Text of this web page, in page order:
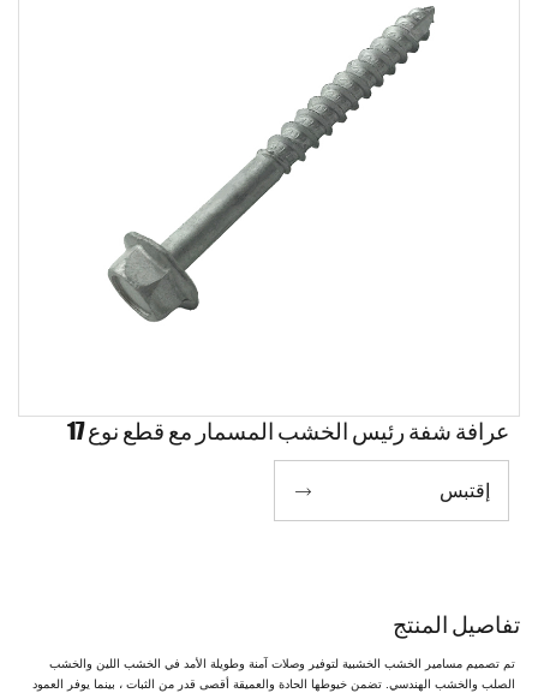
عرافة شفة رئيس الخشب المسمار مع قطع نوع 17
إقتبس 
تفاصيل المنتج
تم تصميم مسامير الخشب الخشبية لتوفير وصلات آمنة وطويلة الأمد في الخشب اللين والخشب
الصلب والخشب الهندسي. تضمن خيوطها الحادة والعميقة أقصى قدر من الثبات ، بينما يوفر العمود